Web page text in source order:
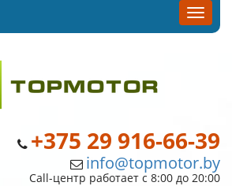
+375 29 916-66-39
info@topmotor.by
Call-центр работает с 8:00 до 20:00